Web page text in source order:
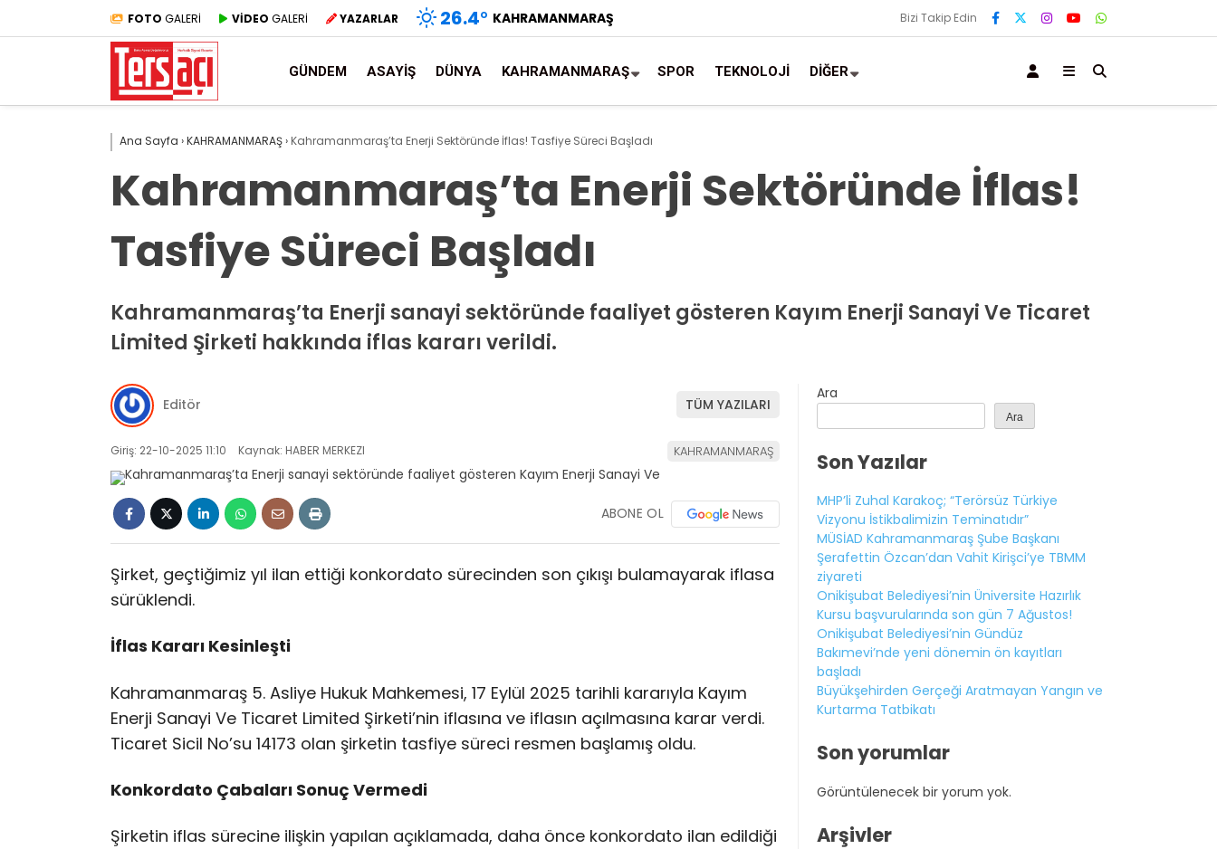
FOTO GALERİ VİDEO GALERİ YAZARLAR 26.4° KAHRAMANMARAŞ Bizi Takip Edin
GÜNDEM ASAYİŞ DÜNYA KAHRAMANMARAŞ SPOR TEKNOLOJİ DİĞER
Ana Sayfa ›KAHRAMANMARAŞ› Kahramanmaraş’ta Enerji Sektöründe İflas! Tasfiye Süreci Başladı
Kahramanmaraş’ta Enerji Sektöründe İflas!
Tasfiye Süreci Başladı
Kahramanmaraş’ta Enerji sanayi sektöründe faaliyet gösteren Kayım Enerji Sanayi Ve Ticaret
Limited Şirketi hakkında iflas kararı verildi.
Editör TÜM YAZILARI
Giriş: 22-10-2025 11:10 Kaynak: HABER MERKEZI KAHRAMANMARAŞ
ABONE OL
Şirket, geçtiğimiz yıl ilan ettiği konkordato sürecinden son çıkışı bulamayarak iflasa
sürüklendi.
İflas Kararı Kesinleşti
Kahramanmaraş 5. Asliye Hukuk Mahkemesi, 17 Eylül 2025 tarihli kararıyla Kayım
Enerji Sanayi Ve Ticaret Limited Şirketi’nin iflasına ve iflasın açılmasına karar verdi.
Ticaret Sicil No’su 14173 olan şirketin tasfiye süreci resmen başlamış oldu.
Konkordato Çabaları Sonuç Vermedi
Şirketin iflas sürecine ilişkin yapılan açıklamada, daha önce konkordato ilan edildiği
Ara
Ara
Son Yazılar
MHP’li Zuhal Karakoç; “Terörsüz Türkiye
Vizyonu İstikbalimizin Teminatıdır”
MÜSİAD Kahramanmaraş Şube Başkanı
Şerafettin Özcan’dan Vahit Kirişci’ye TBMM
ziyareti
Onikişubat Belediyesi’nin Üniversite Hazırlık
Kursu başvurularında son gün 7 Ağustos!
Onikişubat Belediyesi’nin Gündüz
Bakımevi’nde yeni dönemin ön kayıtları
başladı
Büyükşehirden Gerçeği Aratmayan Yangın ve
Kurtarma Tatbikatı
Son yorumlar
Görüntülenecek bir yorum yok.
Arşivler